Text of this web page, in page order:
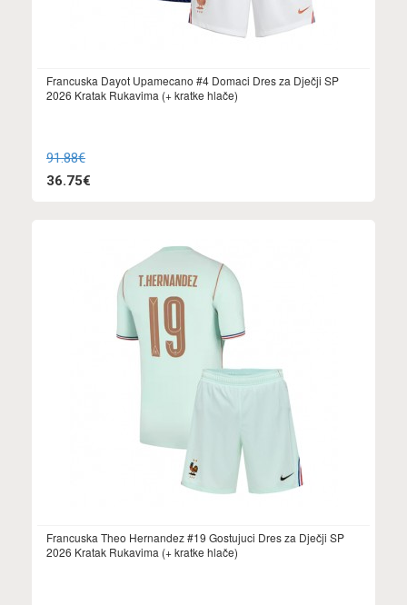
Francuska Dayot Upamecano #4 Domaci Dres za Dječji SP
2026 Kratak Rukavima (+ kratke hlače)
91.88€
36.75€
Francuska Theo Hernandez #19 Gostujuci Dres za Dječji SP
2026 Kratak Rukavima (+ kratke hlače)